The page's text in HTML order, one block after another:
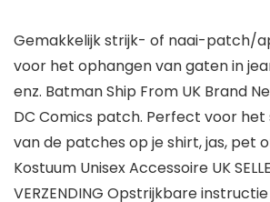
Gemakkelijk strijk- of naai-patch/
voor het ophangen van gaten in
enz. Batman Ship From UK Brand
DC Comics patch. Perfect voor
van de patches op je shirt, jas, pet
Kostuum Unisex Accessoire UK
VERZENDING Opstrijkbare